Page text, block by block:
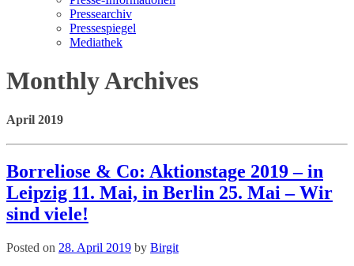
Pressearchiv
Pressespiegel
Mediathek
Monthly Archives
April 2019
Borreliose & Co: Aktionstage 2019 – in
Leipzig 11. Mai, in Berlin 25. Mai – Wir
sind viele!
Posted on 28. April 2019 by Birgit